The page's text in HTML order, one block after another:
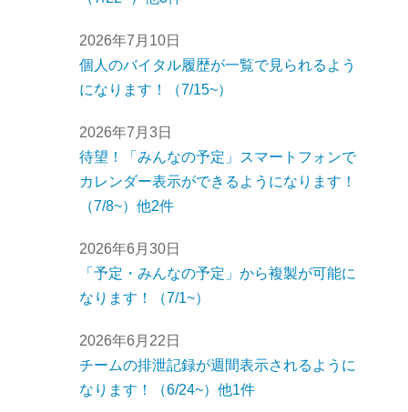
2026年7月10日
個人のバイタル履歴が一覧で見られるよう
になります！（7/15~）
2026年7月3日
待望！「みんなの予定」スマートフォンで
カレンダー表示ができるようになります！
（7/8~）他2件
2026年6月30日
「予定・みんなの予定」から複製が可能に
なります！（7/1~）
2026年6月22日
チームの排泄記録が週間表示されるように
なります！（6/24~）他1件